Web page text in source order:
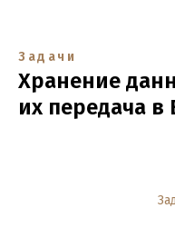
Задачи
Хранение
их передача в